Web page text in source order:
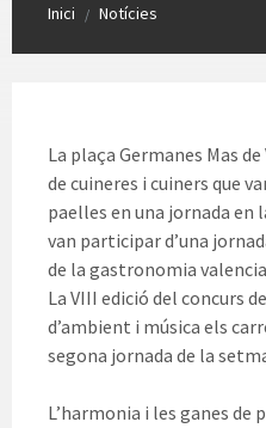
Inici / Notícies
La plaça Germanes Mas
de cuineres i cuiners que
paelles en una jornada en
van participar d’una
de la gastronomia
La VIII edició del concurs
d’ambient i música els
segona jornada de la
L’harmonia i les ganes de